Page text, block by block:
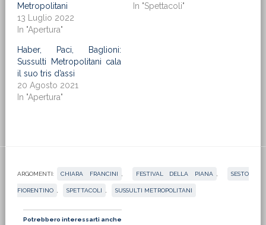
Metropolitani
13 Luglio 2022
In "Apertura"
In "Spettacoli"
Haber, Paci, Baglioni:
Sussulti Metropolitani cala
il suo tris d’assi
20 Agosto 2021
In "Apertura"
ARGOMENTI: CHIARA FRANCINI FESTIVAL DELLA PIANA SESTO
FIORENTINO SPETTACOLI SUSSULTI METROPOLITANI
Potrebbero interessarti anche